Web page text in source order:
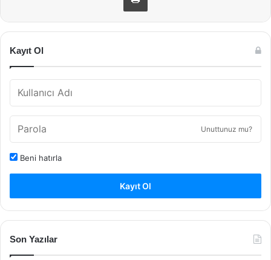
Kayıt Ol
Unuttunuz mu?
Beni hatırla
Kayıt Ol
Son Yazılar